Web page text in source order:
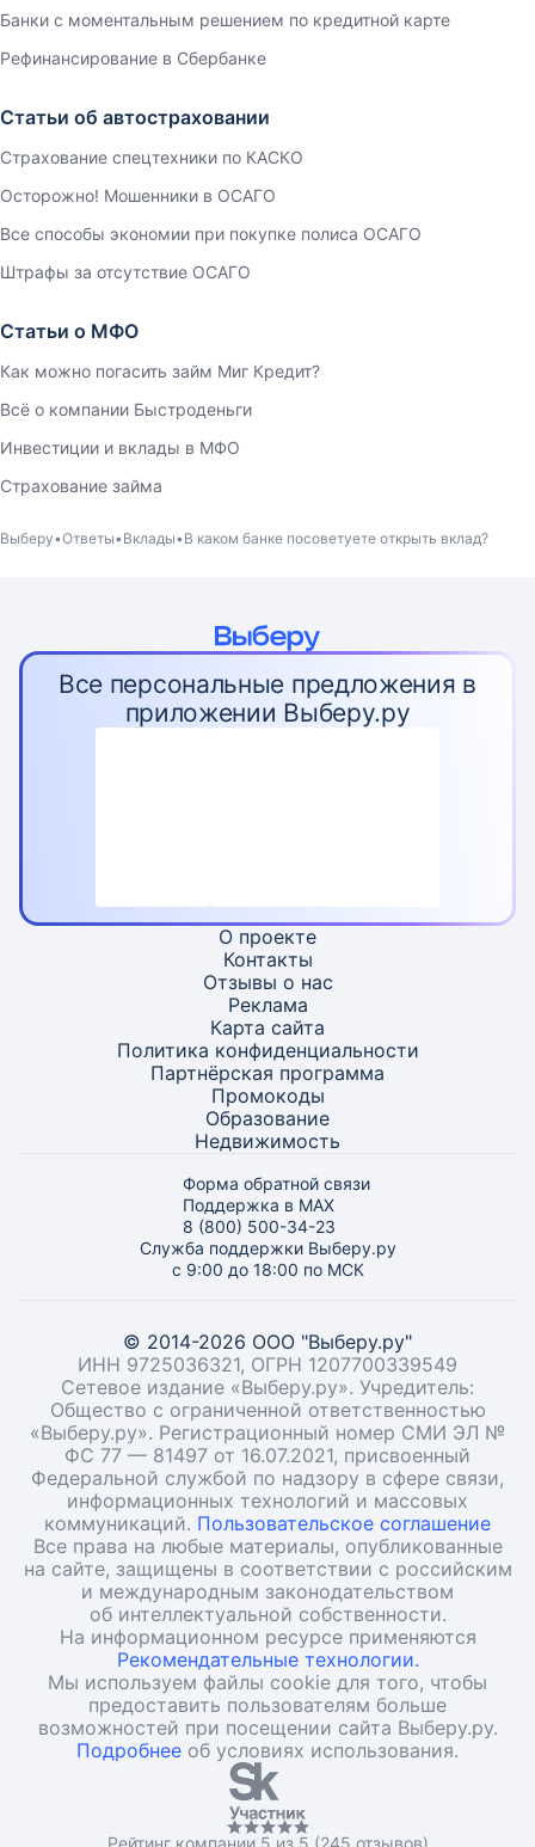
Банки с моментальным решением по кредитной карте
Рефинансирование в Сбербанке
Статьи об автостраховании
Страхование спецтехники по КАСКО
Осторожно! Мошенники в ОСАГО
Все способы экономии при покупке полиса ОСАГО
Штрафы за отсутствие ОСАГО
Статьи о МФО
Как можно погасить займ Миг Кредит?
Всё о компании Быстроденьги
Инвестиции и вклады в МФО
Страхование займа
Выберу Ответы Вклады В каком банке посоветуете открыть вклад?
Все персональные предложения в
приложении Выберу.ру
О проекте
Контакты
Отзывы о нас
Реклама
Карта сайта
Политика конфиденциальности
Партнёрская программа
Промокоды
Образование
Недвижимость
Форма обратной связи
Поддержка в MAX
8 (800) 500-34-23
Служба поддержки Выберу.ру
с 9:00 до 18:00 по МСК
© 2014-2026 ООО "Выберу.ру"
ИНН 9725036321, ОГРН 1207700339549
Сетевое издание «Выберу.ру». Учредитель:
Общество с ограниченной ответственностью
«Выберу.ру». Регистрационный номер СМИ ЭЛ №
ФС 77 — 81497 от 16.07.2021, присвоенный
Федеральной службой по надзору в сфере связи,
информационных технологий и массовых
коммуникаций. Пользовательское соглашение
Все права на любые материалы, опубликованные
на сайте, защищены в соответствии с российским
и международным законодательством
об интеллектуальной собственности.
На информационном ресурсе применяются
Рекомендательные технологии.
Мы используем файлы cookie для того, чтобы
предоставить пользователям больше
возможностей при посещении сайта Выберу.ру.
Подробнее об условиях использования.
Рейтинг компании 5 из 5 (245 отзывов)